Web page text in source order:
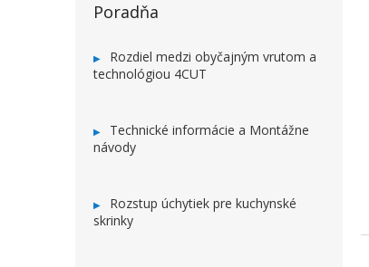
Poradňa
Rozdiel medzi obyčajným vrutom a
technológiou 4CUT
Technické informácie a Montážne
návody
Rozstup úchytiek pre kuchynské
skrinky